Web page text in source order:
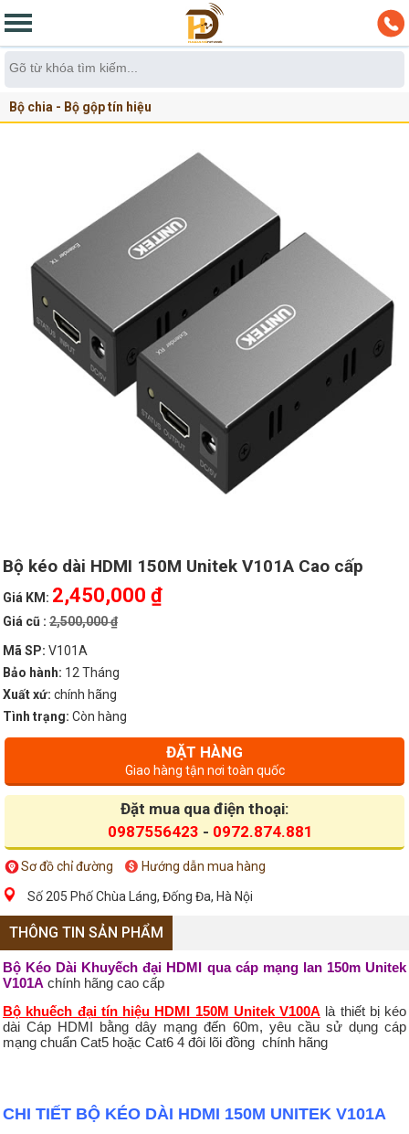
Bộ chia - Bộ gộp tín hiệu
Bộ kéo dài HDMI 150M Unitek V101A Cao cấp
Giá KM: 2,450,000 ₫
Giá cũ : 2,500,000 ₫
Mã SP: V101A
Bảo hành: 12 Tháng
Xuất xứ: chính hãng
Tình trạng: Còn hàng
ĐẶT HÀNG
Giao hàng tận nơi toàn quốc
Đặt mua qua điện thoại:
0987556423 - 0972.874.881
Sơ đồ chỉ đường Hướng dẫn mua hàng
Số 205 Phố Chùa Láng, Đống Đa, Hà Nội
THÔNG TIN SẢN PHẨM
Bộ Kéo Dài Khuyếch đại HDMI qua cáp mạng lan 150m Unitek
V101A chính hãng cao cấp
Bộ khuếch đại tín hiệu HDMI 150M Unitek V100A là thiết bị kéo
dài Cáp HDMI bằng dây mạng đến 60m, yêu cầu sử dụng cáp
mạng chuẩn Cat5 hoặc Cat6 4 đôi lõi đồng chính hãng
CHI TIẾT BỘ KÉO DÀI HDMI 150M UNITEK V101A